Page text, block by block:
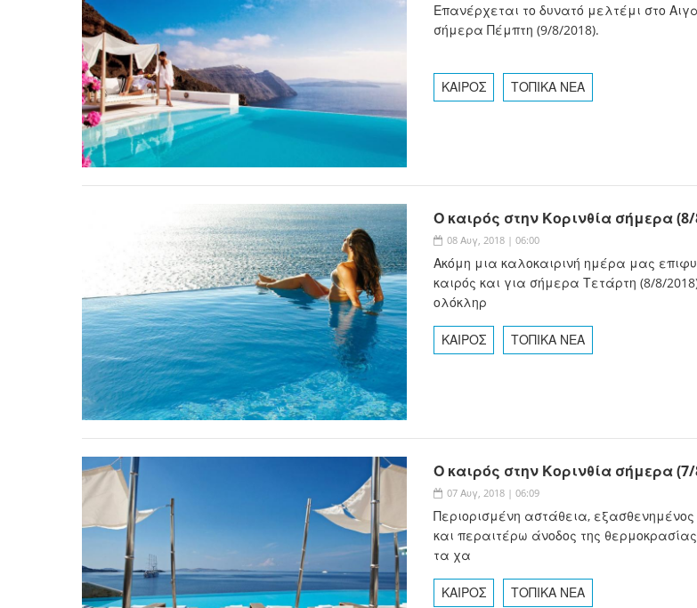
Επανέρχεται το δυνατό μελτέμι στο
σήμερα Πέμπτη (9/8/2018).
ΚΑΙΡΟΣ ΤΟΠΙΚΑ ΝΕΑ
Ο καιρός στην Κορινθία σήμερα (8/
08 Αυγ, 2018 | 06:00
Ακόμη μια καλοκαιρινή ημέρα μας
καιρός και για σήμερα Τετάρτη (8/8/
ολόκληρ
ΚΑΙΡΟΣ ΤΟΠΙΚΑ ΝΕΑ
Ο καιρός στην Κορινθία σήμερα (7/
07 Αυγ, 2018 | 06:09
Περιορισμένη αστάθεια,
και περαιτέρω άνοδος της
τα χα
ΚΑΙΡΟΣ ΤΟΠΙΚΑ ΝΕΑ